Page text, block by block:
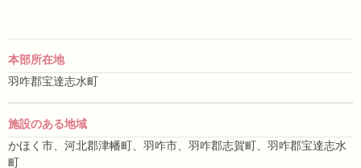
本部所在地
羽咋郡宝達志水町
施設のある地域
かほく市、河北郡津幡町、羽咋市、羽咋郡志賀町、羽咋郡宝達志水
町